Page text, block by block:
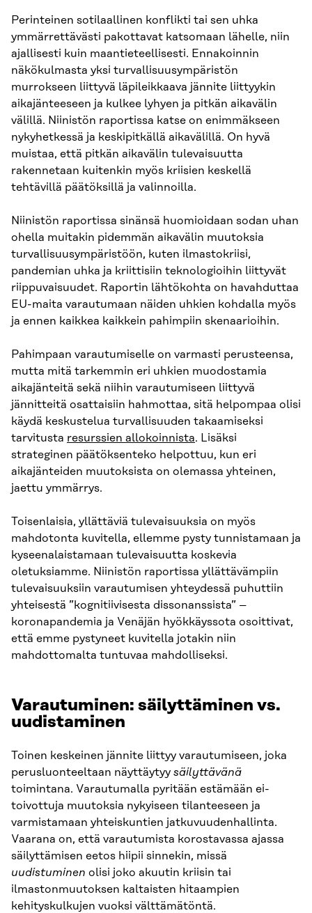
Perinteinen sotilaallinen konflikti tai sen uhka
ymmärrettävästi pakottavat katsomaan lähelle, niin
ajallisesti kuin maantieteellisesti. Ennakoinnin
näkökulmasta yksi turvallisuusympäristön
murrokseen liittyvä läpileikkaava jännite liittyykin
aikajänteeseen ja kulkee lyhyen ja pitkän aikavälin
välillä. Niinistön raportissa katse on enimmäkseen
nykyhetkessä ja keskipitkällä aikavälillä. On hyvä
muistaa, että pitkän aikavälin tulevaisuutta
rakennetaan kuitenkin myös kriisien keskellä
tehtävillä päätöksillä ja valinnoilla.
Niinistön raportissa sinänsä huomioidaan sodan uhan
ohella muitakin pidemmän aikavälin muutoksia
turvallisuusympäristöön, kuten ilmastokriisi,
pandemian uhka ja kriittisiin teknologioihin liittyvät
riippuvaisuudet. Raportin lähtökohta on havahduttaa
EU-maita varautumaan näiden uhkien kohdalla myös
ja ennen kaikkea kaikkein pahimpiin skenaarioihin.
Pahimpaan varautumiselle on varmasti perusteensa,
mutta mitä tarkemmin eri uhkien muodostamia
aikajänteitä sekä niihin varautumiseen liittyvä
jännitteitä osattaisiin hahmottaa, sitä helpompaa olisi
käydä keskustelua turvallisuuden takaamiseksi
tarvitusta resurssien allokoinnista. Lisäksi
strateginen päätöksenteko helpottuu, kun eri
aikajänteiden muutoksista on olemassa yhteinen,
jaettu ymmärrys.
Toisenlaisia, yllättäviä tulevaisuuksia on myös
mahdotonta kuvitella, ellemme pysty tunnistamaan ja
kyseenalaistamaan tulevaisuutta koskevia
oletuksiamme. Niinistön raportissa yllättävämpiin
tulevaisuuksiin varautumisen yhteydessä puhuttiin
yhteisestä ”kognitiivisesta dissonanssista” –
koronapandemia ja Venäjän hyökkäyssota osoittivat,
että emme pystyneet kuvitella jotakin niin
mahdottomalta tuntuvaa mahdolliseksi.
Varautuminen: säilyttäminen vs.
uudistaminen
Toinen keskeinen jännite liittyy varautumiseen, joka
perusluonteeltaan näyttäytyy säilyttävänä
toimintana. Varautumalla pyritään estämään ei-
toivottuja muutoksia nykyiseen tilanteeseen ja
varmistamaan yhteiskuntien jatkuvuudenhallinta.
Vaarana on, että varautumista korostavassa ajassa
säilyttämisen eetos hiipii sinnekin, missä
uudistuminen olisi joko akuutin kriisin tai
ilmastonmuutoksen kaltaisten hitaampien
kehityskulkujen vuoksi välttämätöntä.